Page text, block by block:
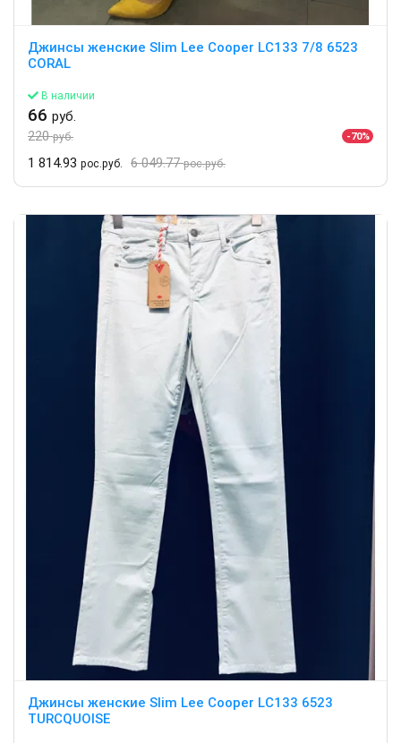
Джинсы женские Slim Lee Cooper LC133 7/8 6523
CORAL
В наличии
66 руб.
220руб. -70%
1 814.93 рос.руб. 6 049.77рос.руб.
Джинсы женские Slim Lee Cooper LC133 6523
TURCQUOISE